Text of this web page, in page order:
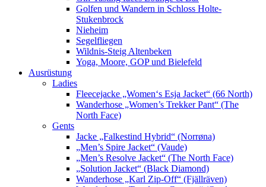
Golfen und Wandern in Schloss Holte-
Stukenbrock
Nieheim
Segelfliegen
Wildnis-Steig Altenbeken
Yoga, Moore, GOP und Bielefeld
Ausrüstung
Ladies
Fleecejacke „Women‘s Esja Jacket“ (66 North)
Wanderhose „Women’s Trekker Pant“ (The
North Face)
Gents
Jacke „Falkestind Hybrid“ (Norrøna)
„Men’s Spire Jacket“ (Vaude)
„Men’s Resolve Jacket“ (The North Face)
„Solution Jacket“ (Black Diamond)
Wanderhose „Karl Zip-Off“ (Fjällräven)